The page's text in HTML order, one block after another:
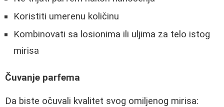
Koristiti umerenu količinu
Kombinovati sa losionima ili uljima za telo istog
mirisa
Čuvanje parfema
Da biste očuvali kvalitet svog omiljenog mirisa: